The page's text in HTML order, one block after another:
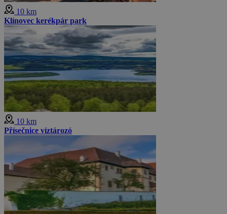
10 km
Klínovec kerékpár park
10 km
Přísečnice víztározó